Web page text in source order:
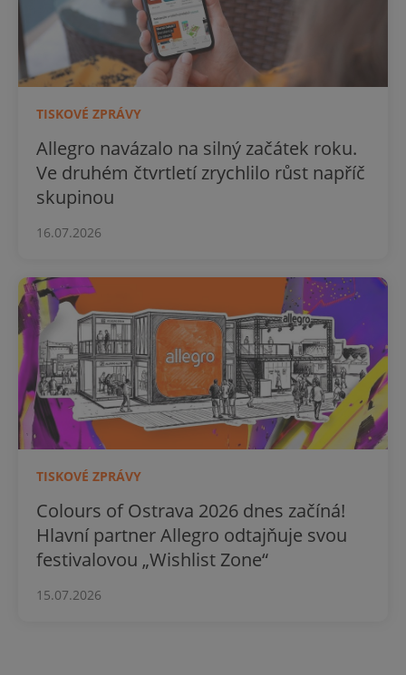
TISKOVÉ ZPRÁVY
Allegro navázalo na silný začátek roku.
Ve druhém čtvrtletí zrychlilo růst napříč
skupinou
16.07.2026
TISKOVÉ ZPRÁVY
Colours of Ostrava 2026 dnes začíná!
Hlavní partner Allegro odtajňuje svou
festivalovou „Wishlist Zone“
15.07.2026